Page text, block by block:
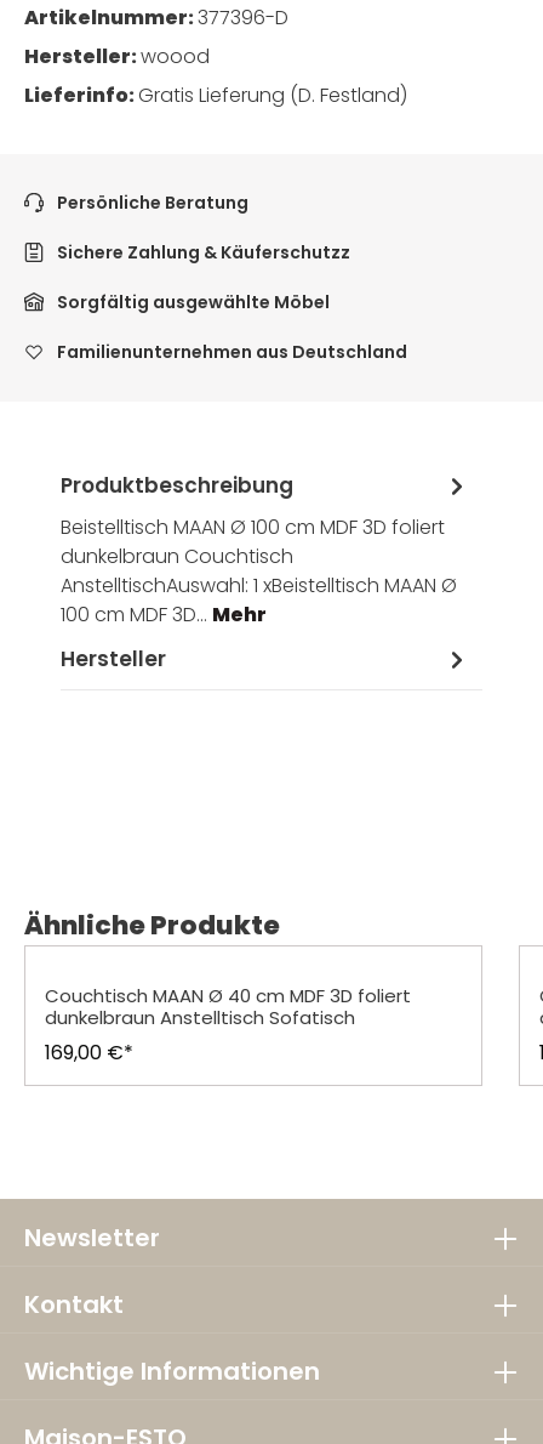
Artikelnummer:377396-D
Hersteller:woood
Lieferinfo:Gratis Lieferung (D. Festland)
Persönliche Beratung
Sichere Zahlung & Käuferschutzz
Sorgfältig ausgewählte Möbel
Familienunternehmen aus Deutschland
Produktbeschreibung
Beistelltisch MAAN Ø 100 cm MDF 3D foliert
dunkelbraun Couchtisch
AnstelltischAuswahl: 1 xBeistelltisch MAAN Ø
100 cm MDF 3D… Mehr
Hersteller
Produktgalerie überspringen
Ähnliche Produkte
Couchtisch MAAN Ø 40 cm MDF 3D foliert
dunkelbraun Anstelltisch Sofatisch
169,00 €*
Newsletter
Kontakt
Wichtige Informationen